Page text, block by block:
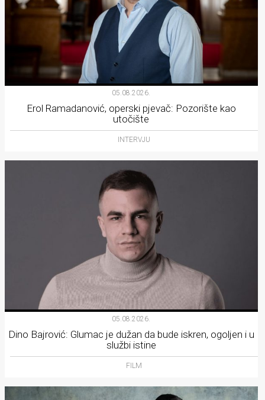
05.08.2026.
Erol Ramadanović, operski pjevač: Pozorište kao
utočište
INTERVJU
05.08.2026.
Dino Bajrović: Glumac je dužan da bude iskren, ogoljen i u
službi istine
FILM